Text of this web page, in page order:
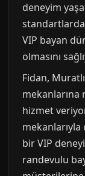
deneyim
VIP bayan
olmasını
Fidan,
hizmet
bir VIP
randevulu